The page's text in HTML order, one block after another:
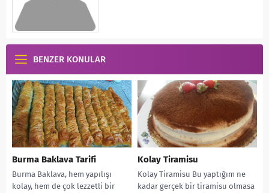
BENZER KONULAR
Burma Baklava Tarifi
Burma Baklava, hem yapılışı
kolay, hem de çok lezzetli bir
Kolay Tiramisu
Kolay Tiramisu Bu yaptığım ne
kadar gerçek bir tiramisu olmasa